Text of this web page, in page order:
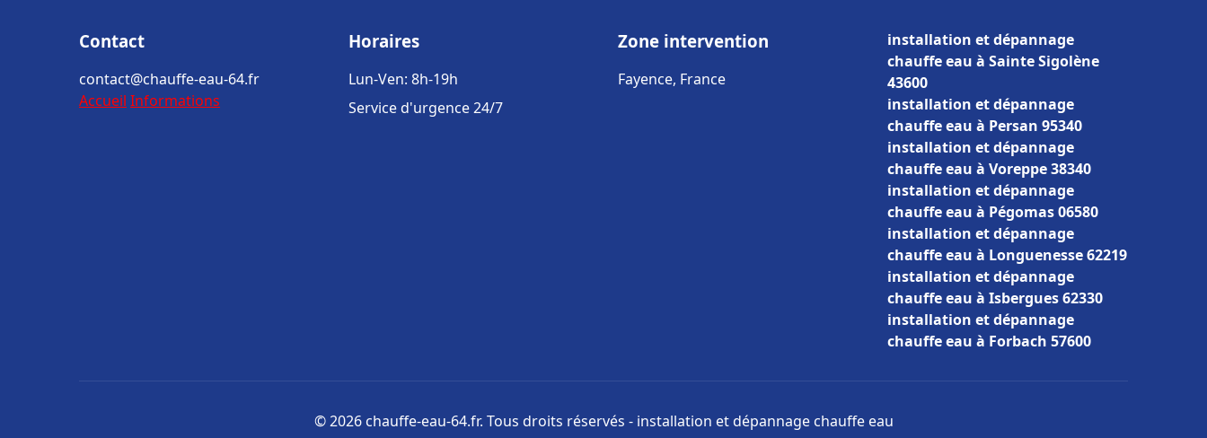
Contact
contact@chauffe-eau-64.fr
Accueil Informations
Horaires
Lun-Ven: 8h-19h
Service d'urgence 24/7
Zone intervention
Fayence, France
installation et dépannage
chauffe eau à Sainte Sigolène
43600
installation et dépannage
chauffe eau à Persan 95340
installation et dépannage
chauffe eau à Voreppe 38340
installation et dépannage
chauffe eau à Pégomas 06580
installation et dépannage
chauffe eau à Longuenesse 62219
installation et dépannage
chauffe eau à Isbergues 62330
installation et dépannage
chauffe eau à Forbach 57600
© 2026 chauffe-eau-64.fr. Tous droits réservés - installation et dépannage chauffe eau